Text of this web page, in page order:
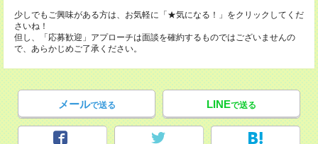
少しでもご興味がある方は、お気軽に「★気になる！」をクリックしてくだ
さいね！
但し、「応募歓迎」アプローチは面談を確約するものではございませんの
で、あらかじめご了承ください。
メールで送る LINEで送る